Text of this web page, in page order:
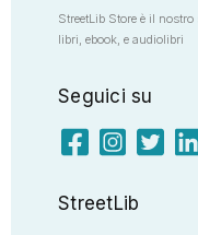
StreetLib Store è il
libri, ebook, e audiolibri
Seguici su
StreetLib